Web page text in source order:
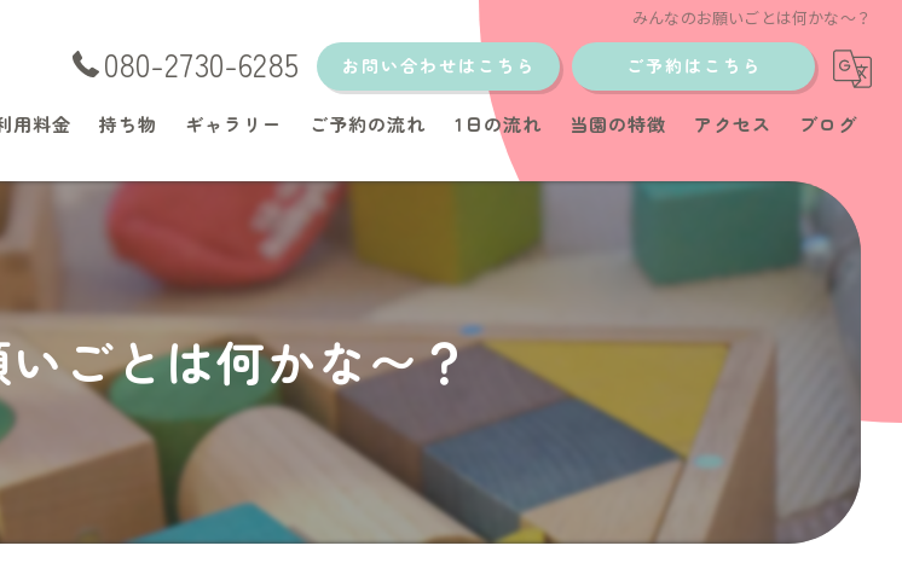
みんなのお願いごとは何かな〜？
080-2730-6285 お問い合わせはこちら ご予約はこちら
用料金 持ち物 ギャラリー ご予約の流れ 1日の流れ 当園の特徴
育児サポート
アクセス ブログ
ごとは何かな〜？